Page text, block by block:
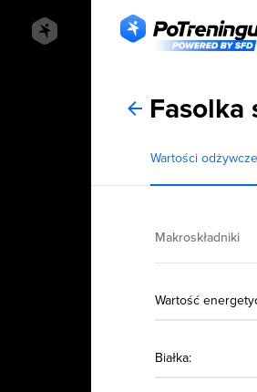
Fasolka
Wartości odżywcze
Makroskładniki
Wartość
Białka: